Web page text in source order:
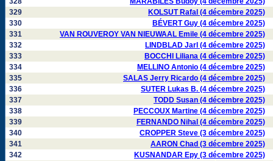
329
KOLSUT Rafal (4 décembre 2025)
330
BÉVERT Guy (4 décembre 2025)
331
VAN ROUVEROY VAN NIEUWAAL Emile (4 décembre 2025)
332
LINDBLAD Jarl (4 décembre 2025)
333
BOCCHI Liliana (4 décembre 2025)
334
MELLINO Antonio (4 décembre 2025)
335
SALAS Jerry Ricardo (4 décembre 2025)
336
SUTER Lukas B. (4 décembre 2025)
337
TODD Susan (4 décembre 2025)
338
PECCOUX Martine (4 décembre 2025)
339
FERNANDO Nihal (4 décembre 2025)
340
CROPPER Steve (3 décembre 2025)
341
AARON Chad (3 décembre 2025)
342
KUSNANDAR Epy (3 décembre 2025)